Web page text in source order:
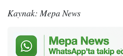
Kaynak: Mepa News